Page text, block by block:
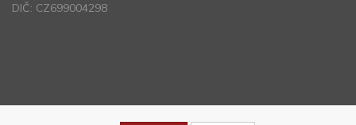
DIČ: CZ699004298